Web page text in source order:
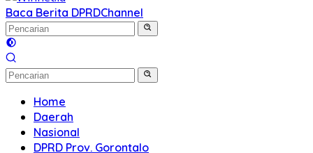
Baca Berita DPRDChannel
Home
Daerah
Nasional
DPRD Prov. Gorontalo